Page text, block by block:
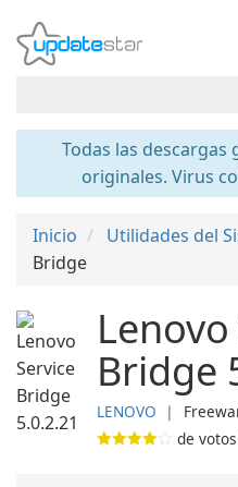
Todas las descargas
originales. Virus
Inicio Utilidades del
Bridge
Bridge
LENOVO ❘
de votos